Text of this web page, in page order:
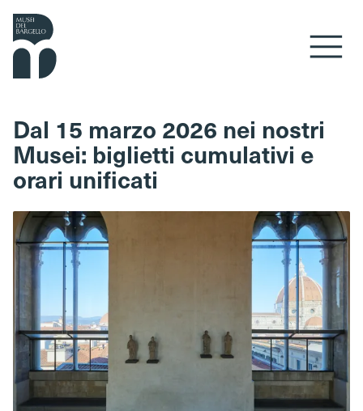
Vai al contenuto
Dal 15 marzo 2026 nei nostri
Musei: biglietti cumulativi e
orari unificati